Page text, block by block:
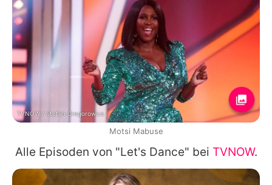
Alle Episoden von "Let's Dance" bei TVNOW.
TVNOW / Stefan Gregorowius
Motsi Mabuse